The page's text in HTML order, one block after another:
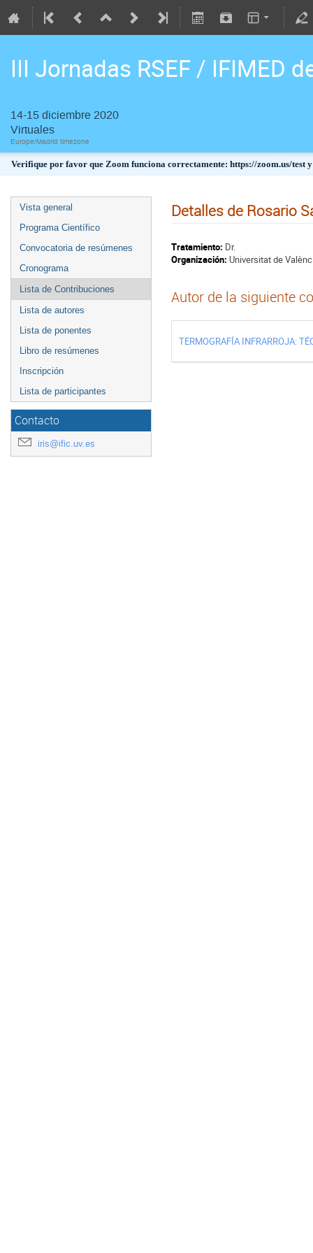
III Jornadas RSEF / IFIMED
14-15 diciembre 2020
Virtuales
Europe/Madrid timezone
Verifique por favor que Zoom funciona correctamente: https://zoom.us/test
Vista general
Programa Científico
Convocatoria de resúmenes
Cronograma
Lista de Contribuciones
Lista de autores
Lista de ponentes
Libro de resúmenes
Inscripción
Lista de participantes
Contacto
iris@ific.uv.es
Detalles de Rosario
Tratamiento: Dr.
Organización: Universitat de
Autor de la siguiente
TERMOGRAFÍA INFRARROJA: